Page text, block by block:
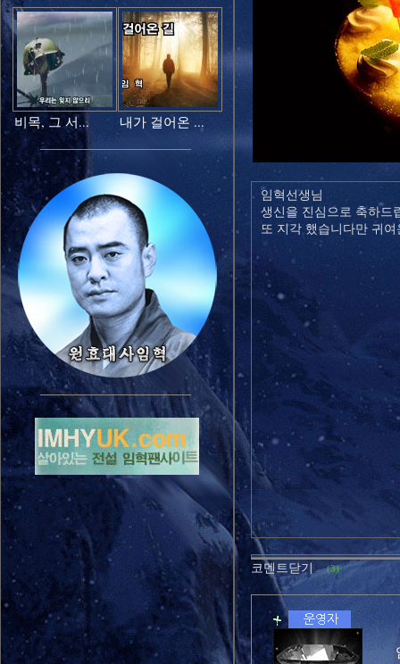
비목, 그 서... 내가 걸어온 ...
임혁선생님
생신을 진심으로 축하드
또 지각 했습니다만 귀
코멘트닫기 (3)